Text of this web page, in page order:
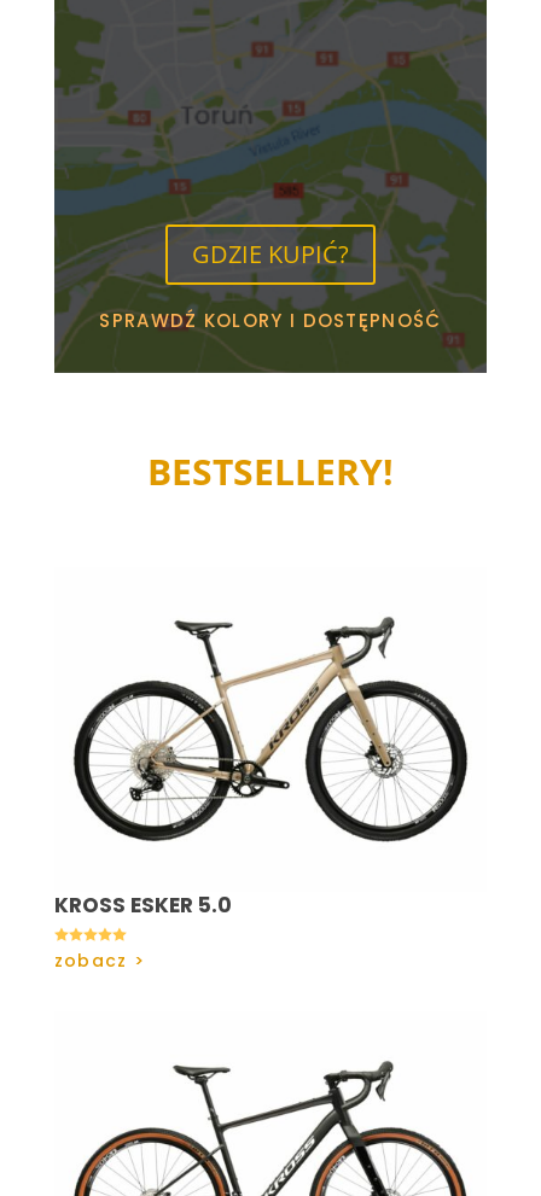
GDZIE KUPIĆ?
SPRAWDŹ KOLORY I DOSTĘPNOŚĆ
BESTSELLERY!
KROSS ESKER 5.0

zobacz >